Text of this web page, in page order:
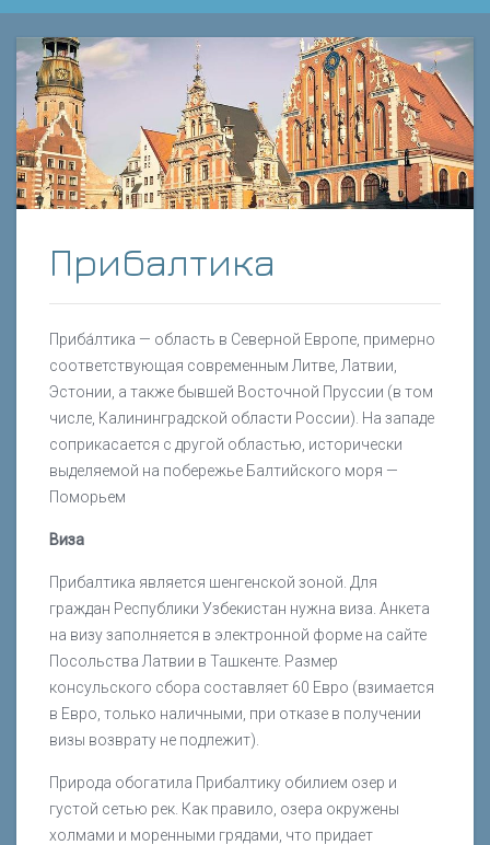
Прибалтика
Приба́лтика — область в Северной Европе, примерно
соответствующая современным Литве, Латвии,
Эстонии, а также бывшей Восточной Пруссии (в том
числе, Калининградской области России). На западе
соприкасается с другой областью, исторически
выделяемой на побережье Балтийского моря —
Поморьем
Виза
Прибалтика является шенгенской зоной. Для
граждан Республики Узбекистан нужна виза. Анкета
на визу заполняется в электронной форме на сайте
Посольства Латвии в Ташкенте. Размер
консульского сбора составляет 60 Евро (взимается
в Евро, только наличными, при отказе в получении
визы возврату не подлежит).
Природа обогатила Прибалтику обилием озер и
густой сетью рек. Как правило, озера окружены
холмами и моренными грядами, что придает